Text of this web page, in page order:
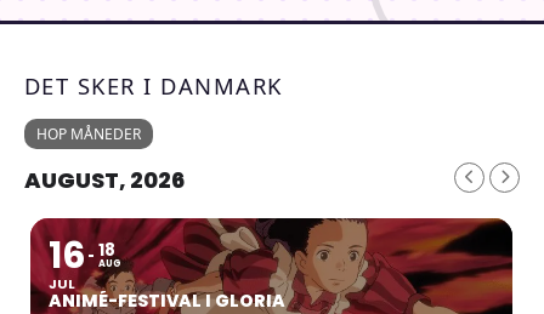
DET SKER I DANMARK
HOP MÅNEDER
AUGUST, 2026
16
JUL
18
AUG
ANIMÉ-FESTIVAL I GLORIA